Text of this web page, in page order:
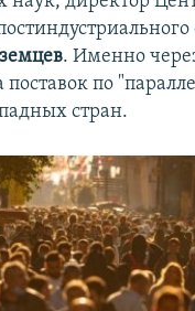
. Именно
поставок по
стран.